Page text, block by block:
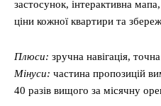
застосунок, інтерактивна
ціни кожної квартири та
Плюси: зручна навігація,
Мінуси: частина пропозицій
40 разів вищого за місячну